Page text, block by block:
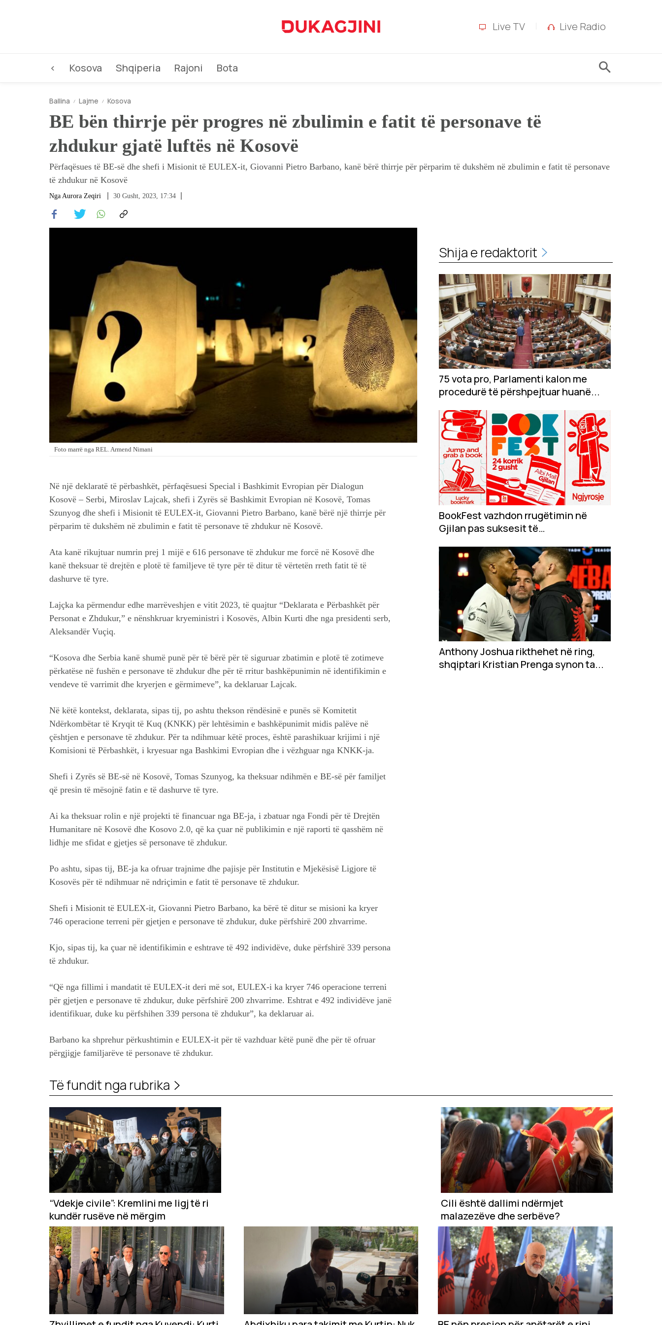
Live TV Live Radio
< Kosova Shqiperia Rajoni Bota
Ballina Lajme Kosova
BE bën thirrje për progres në zbulimin e fatit të personave të
zhdukur gjatë luftës në Kosovë
Përfaqësues të BE-së dhe shefi i Misionit të EULEX-it, Giovanni Pietro Barbano, kanë bërë thirrje për përparim të dukshëm në zbulimin e fatit të personave
të zhdukur në Kosovë
Nga Aurora Zeqiri 30 Gusht, 2023, 17:34
Foto marrë nga REL. Armend Nimani
Në një deklaratë të përbashkët, përfaqësuesi Special i Bashkimit Evropian për Dialogun
Kosovë – Serbi, Miroslav Lajcak, shefi i Zyrës së Bashkimit Evropian në Kosovë, Tomas
Szunyog dhe shefi i Misionit të EULEX-it, Giovanni Pietro Barbano, kanë bërë një thirrje për
përparim të dukshëm në zbulimin e fatit të personave të zhdukur në Kosovë.
Ata kanë rikujtuar numrin prej 1 mijë e 616 personave të zhdukur me forcë në Kosovë dhe
kanë theksuar të drejtën e plotë të familjeve të tyre për të ditur të vërtetën rreth fatit të të
dashurve të tyre.
Lajçka ka përmendur edhe marrëveshjen e vitit 2023, të quajtur “Deklarata e Përbashkët për
Personat e Zhdukur,” e nënshkruar kryeministri i Kosovës, Albin Kurti dhe nga presidenti serb,
Aleksandër Vuçiq.
“Kosova dhe Serbia kanë shumë punë për të bërë për të siguruar zbatimin e plotë të zotimeve
përkatëse në fushën e personave të zhdukur dhe për të rritur bashkëpunimin në identifikimin e
vendeve të varrimit dhe kryerjen e gërmimeve”, ka deklaruar Lajcak.
Në këtë kontekst, deklarata, sipas tij, po ashtu thekson rëndësinë e punës së Komitetit
Ndërkombëtar të Kryqit të Kuq (KNKK) për lehtësimin e bashkëpunimit midis palëve në
çështjen e personave të zhdukur. Për ta ndihmuar këtë proces, është parashikuar krijimi i një
Komisioni të Përbashkët, i kryesuar nga Bashkimi Evropian dhe i vëzhguar nga KNKK-ja.
Shefi i Zyrës së BE-së në Kosovë, Tomas Szunyog, ka theksuar ndihmën e BE-së për familjet
që presin të mësojnë fatin e të dashurve të tyre.
Ai ka theksuar rolin e një projekti të financuar nga BE-ja, i zbatuar nga Fondi për të Drejtën
Humanitare në Kosovë dhe Kosovo 2.0, që ka çuar në publikimin e një raporti të qasshëm në
lidhje me sfidat e gjetjes së personave të zhdukur.
Po ashtu, sipas tij, BE-ja ka ofruar trajnime dhe pajisje për Institutin e Mjekësisë Ligjore të
Kosovës për të ndihmuar në ndriçimin e fatit të personave të zhdukur.
Shefi i Misionit të EULEX-it, Giovanni Pietro Barbano, ka bërë të ditur se misioni ka kryer
746 operacione terreni për gjetjen e personave të zhdukur, duke përfshirë 200 zhvarrime.
Kjo, sipas tij, ka çuar në identifikimin e eshtrave të 492 individëve, duke përfshirë 339 persona
të zhdukur.
“Që nga fillimi i mandatit të EULEX-it deri më sot, EULEX-i ka kryer 746 operacione terreni
për gjetjen e personave të zhdukur, duke përfshirë 200 zhvarrime. Eshtrat e 492 individëve janë
identifikuar, duke ku përfshihen 339 persona të zhdukur”, ka deklaruar ai.
Barbano ka shprehur përkushtimin e EULEX-it për të vazhduar këtë punë dhe për të ofruar
përgjigje familjarëve të personave të zhdukur.
Shija e redaktorit
75 vota pro, Parlamenti kalon me
procedurë të përshpejtuar huanë...
BookFest vazhdon rrugëtimin në
Gjilan pas suksesit të
Anthony Joshua rikthehet në ring,
shqiptari Kristian Prenga synon ta...
Të fundit nga rubrika
“Vdekje civile”: Kremlini me ligj të ri
kundër rusëve në mërgim
Cili është dallimi ndërmjet
malazezëve dhe serbëve?